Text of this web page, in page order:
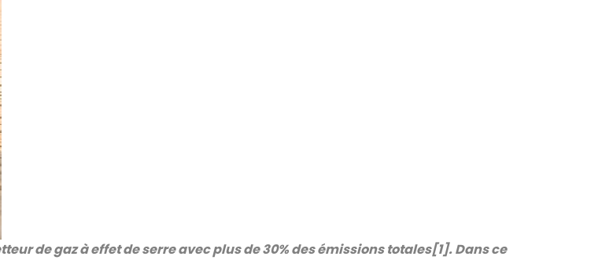
de gaz à effet de serre avec plus de 30% des émissions totales[1]. Dans ce